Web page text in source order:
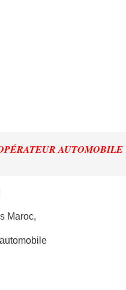
AUTOMOBILE
Maroc,